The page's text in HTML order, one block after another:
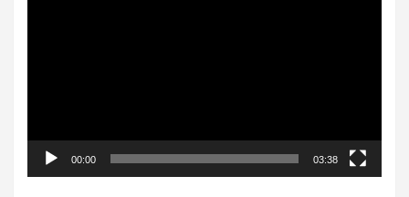
00:00 03:38